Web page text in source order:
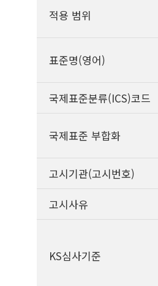
적용 범위
표준명(영어)
국제표준분류(ICS)코드
국제표준 부합화
고시기관(고시번호)
고시사유
KS심사기준